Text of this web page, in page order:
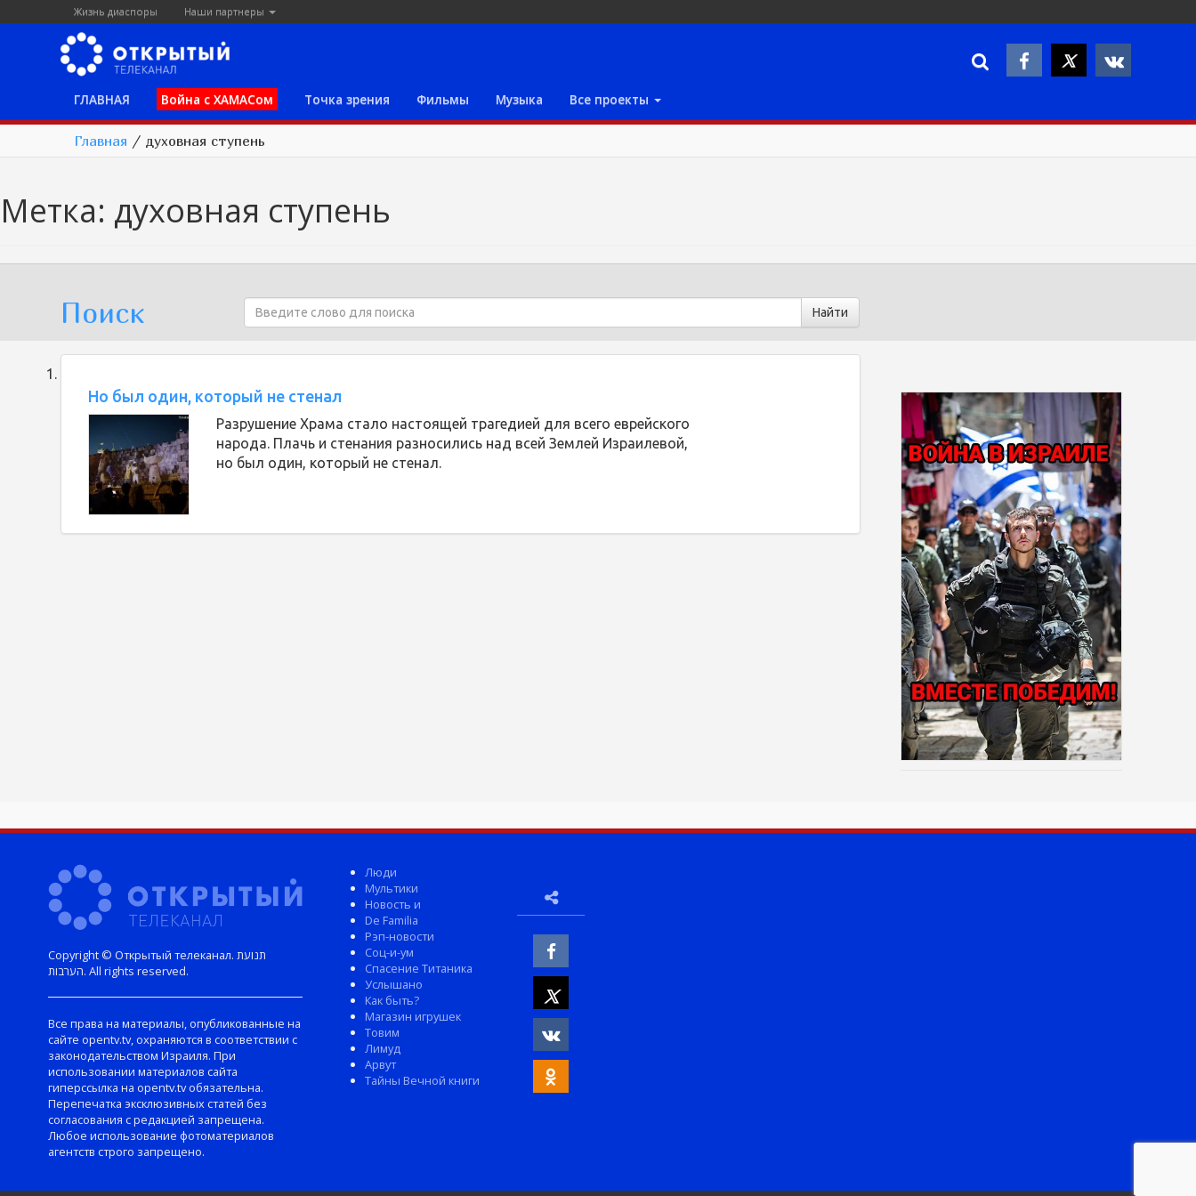
Жизнь диаспоры Наши партнеры
ГЛАВНАЯ Война с ХАМАСом Точка зрения Фильмы Музыка Все проекты
Главная / духовная ступень
Метка: духовная ступень
Поиск
Но был один, который не стенал
Разрушение Храма стало настоящей трагедией для всего еврейского
народа. Плачь и стенания разносились над всей Землей Израилевой,
но был один, который не стенал.
Copyright © Открытый телеканал. תנועת
הערבות. All rights reserved.
Все права на материалы, опубликованные на
сайте opentv.tv, охраняются в соответствии с
законодательством Израиля. При
использовании материалов сайта
гиперссылка на opentv.tv обязательна.
Перепечатка эксклюзивных статей без
согласования с редакцией запрещена.
Любое использование фотоматериалов
агентств строго запрещено.
Люди
Мультики
Новость и
De Familia
Рэп-новости
Соц-и-ум
Спасение Титаника
Услышано
Как быть?
Магазин игрушек
Товим
Лимуд
Арвут
Тайны Вечной книги